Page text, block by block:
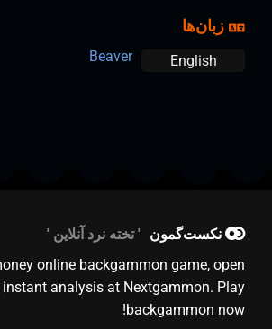
زبان‌ها
English
Beaver
نکست‌گمون
تخته نرد آنلاین
online backgammon game, open
analysis at Nextgammon. Play
backgammon now!